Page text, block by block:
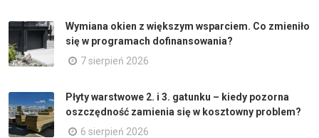
Wymiana okien z większym wsparciem. Co zmieniło
się w programach dofinansowania?
7 sierpień 2026
Płyty warstwowe 2. i 3. gatunku – kiedy pozorna
oszczędność zamienia się w kosztowny problem?
6 sierpień 2026